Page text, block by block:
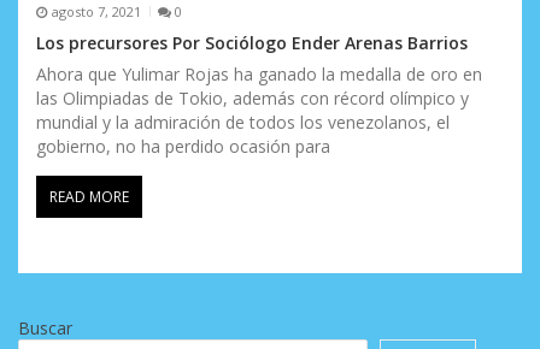
agosto 7, 2021 0
Los precursores Por Sociólogo Ender Arenas Barrios
Ahora que Yulimar Rojas ha ganado la medalla de oro en
las Olimpiadas de Tokio, además con récord olímpico y
mundial y la admiración de todos los venezolanos, el
gobierno, no ha perdido ocasión para
READ MORE
Buscar